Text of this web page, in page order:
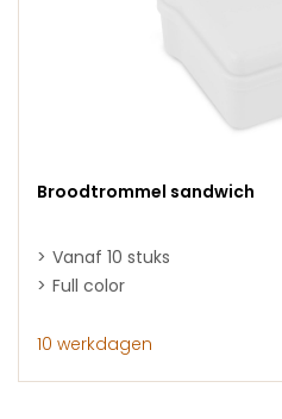
Broodtrommel sandwich
Vanaf 10 stuks
Full color
10 werkdagen